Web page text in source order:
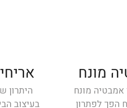
מונח
אמבטיה מונח
הפך לפתרון
היתרון
בעיצוב